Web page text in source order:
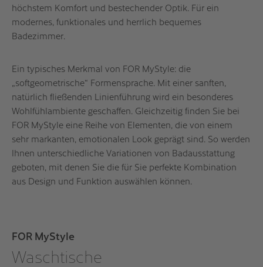
höchstem Komfort und bestechender Optik. Für ein
modernes, funktionales und herrlich bequemes
Badezimmer.
Ein typisches Merkmal von FOR MyStyle: die
„softgeometrische“ Formensprache. Mit einer sanften,
natürlich fließenden Linienführung wird ein besonderes
Wohlfühlambiente geschaffen. Gleichzeitig finden Sie bei
FOR MyStyle eine Reihe von Elementen, die von einem
sehr markanten, emotionalen Look geprägt sind. So werden
Ihnen unterschiedliche Variationen von Badausstattung
geboten, mit denen Sie die für Sie perfekte Kombination
aus Design und Funktion auswählen können.
FOR MyStyle
Waschtische